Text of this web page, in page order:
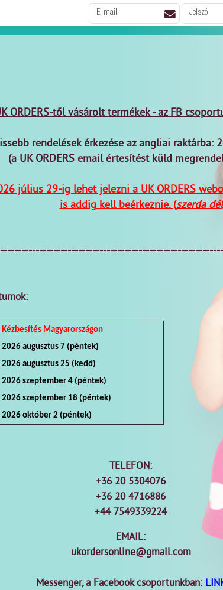
ORDERS-től vásárolt termékek - az FB
rendelések érkezése az angliai raktárba:
(a UK ORDERS email értesítést küld
július 29-ig lehet jelezni a UK ORDERS
is addig kell beérkeznie. (szerda dél
Kézbesítés Magyarországon
2026 augusztus 7 (péntek)
2026 augusztus 25 (kedd)
2026 szeptember 4 (péntek)
2026 szeptember 18 (péntek)
2026 október 2 (péntek)
TELEFON:
+36 20 5304076
+36 20 4716886
+44 7549339224
EMAIL:
ukordersonline@gmail.com
Messenger, a Facebook csoportunkban: